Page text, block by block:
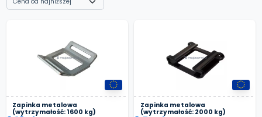
Zapinka metalowa
(wytrzymałość: 1600 kg)
Zapinka metalowa
(wytrzymałość: 2000 kg)